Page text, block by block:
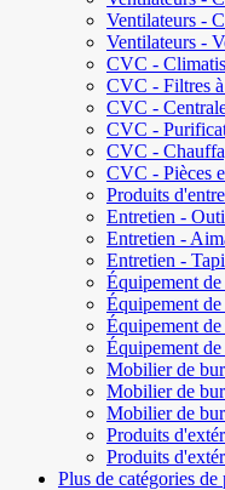
Ventilateurs -
Ventilateurs -
CVC -
CVC - Filtres
CVC -
CVC -
CVC -
CVC - Pièces
Produits
Entretien -
Entretien -
Entretien -
Équipement
Équipement
Équipement
Équipement
Mobilier de
Mobilier de
Mobilier de
Produits
Produits
Plus de catégories de